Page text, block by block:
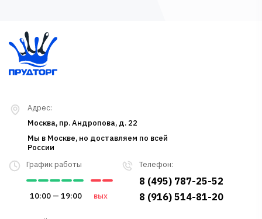
Телефон:
8 (495) 787-25-52
8 (916) 514-81-20
График работы
10:00 — 19:00 вых
Адрес:
Москва, пр. Андропова, д. 22
Мы в Москве, но доставляем по всей
России